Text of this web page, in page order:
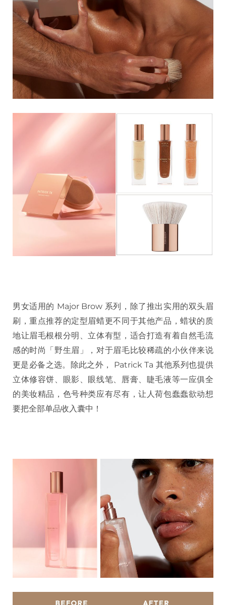
男女适用的 Major Brow 系列，除了推出实用的双头眉
刷，重点推荐的定型眉蜡更不同于其他产品，蜡状的质
地让眉毛根根分明、立体有型，适合打造有着自然毛流
感的时尚「野生眉」，对于眉毛比较稀疏的小伙伴来说
更是必备之选。除此之外， Patrick Ta 其他系列也提供
立体修容饼、眼影、眼线笔、唇膏、睫毛液等一应俱全
的美妆精品，色号种类应有尽有，让人荷包蠢蠢欲动想
要把全部单品收入囊中！